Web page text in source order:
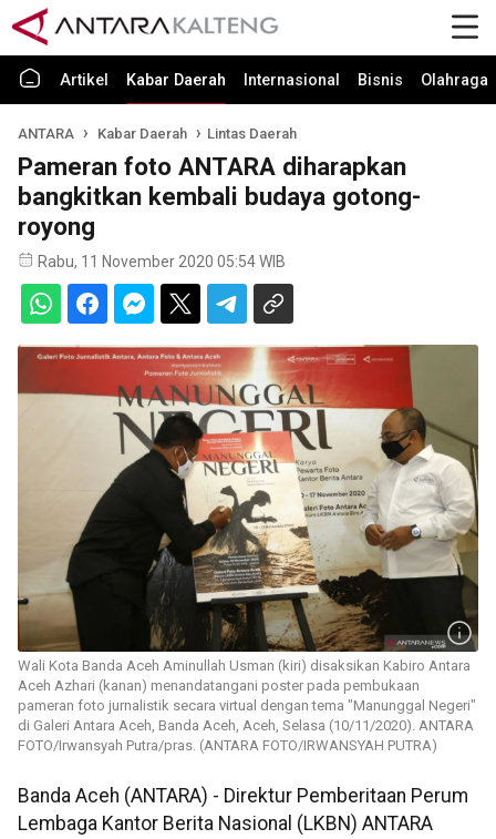
Artikel Kabar Daerah Internasional Bisnis Olahraga
ANTARA Kabar Daerah Lintas Daerah
Pameran foto ANTARA diharapkan
bangkitkan kembali budaya gotong-
royong
Rabu, 11 November 2020 05:54 WIB
Wali Kota Banda Aceh Aminullah Usman (kiri) disaksikan Kabiro Antara
Aceh Azhari (kanan) menandatangani poster pada pembukaan
pameran foto jurnalistik secara virtual dengan tema "Manunggal Negeri"
di Galeri Antara Aceh, Banda Aceh, Aceh, Selasa (10/11/2020). ANTARA
FOTO/Irwansyah Putra/pras. (ANTARA FOTO/IRWANSYAH PUTRA)
Banda Aceh (ANTARA) - Direktur Pemberitaan Perum
Lembaga Kantor Berita Nasional (LKBN) ANTARA